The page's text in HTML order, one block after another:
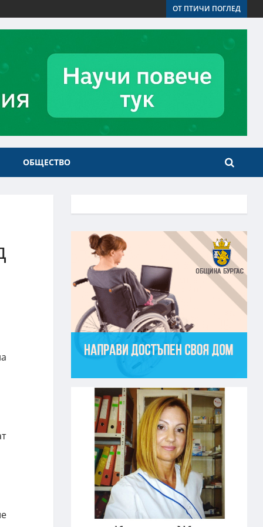
ОТ ПТИЧИ ПОГЛЕД
ОБЩЕСТВО